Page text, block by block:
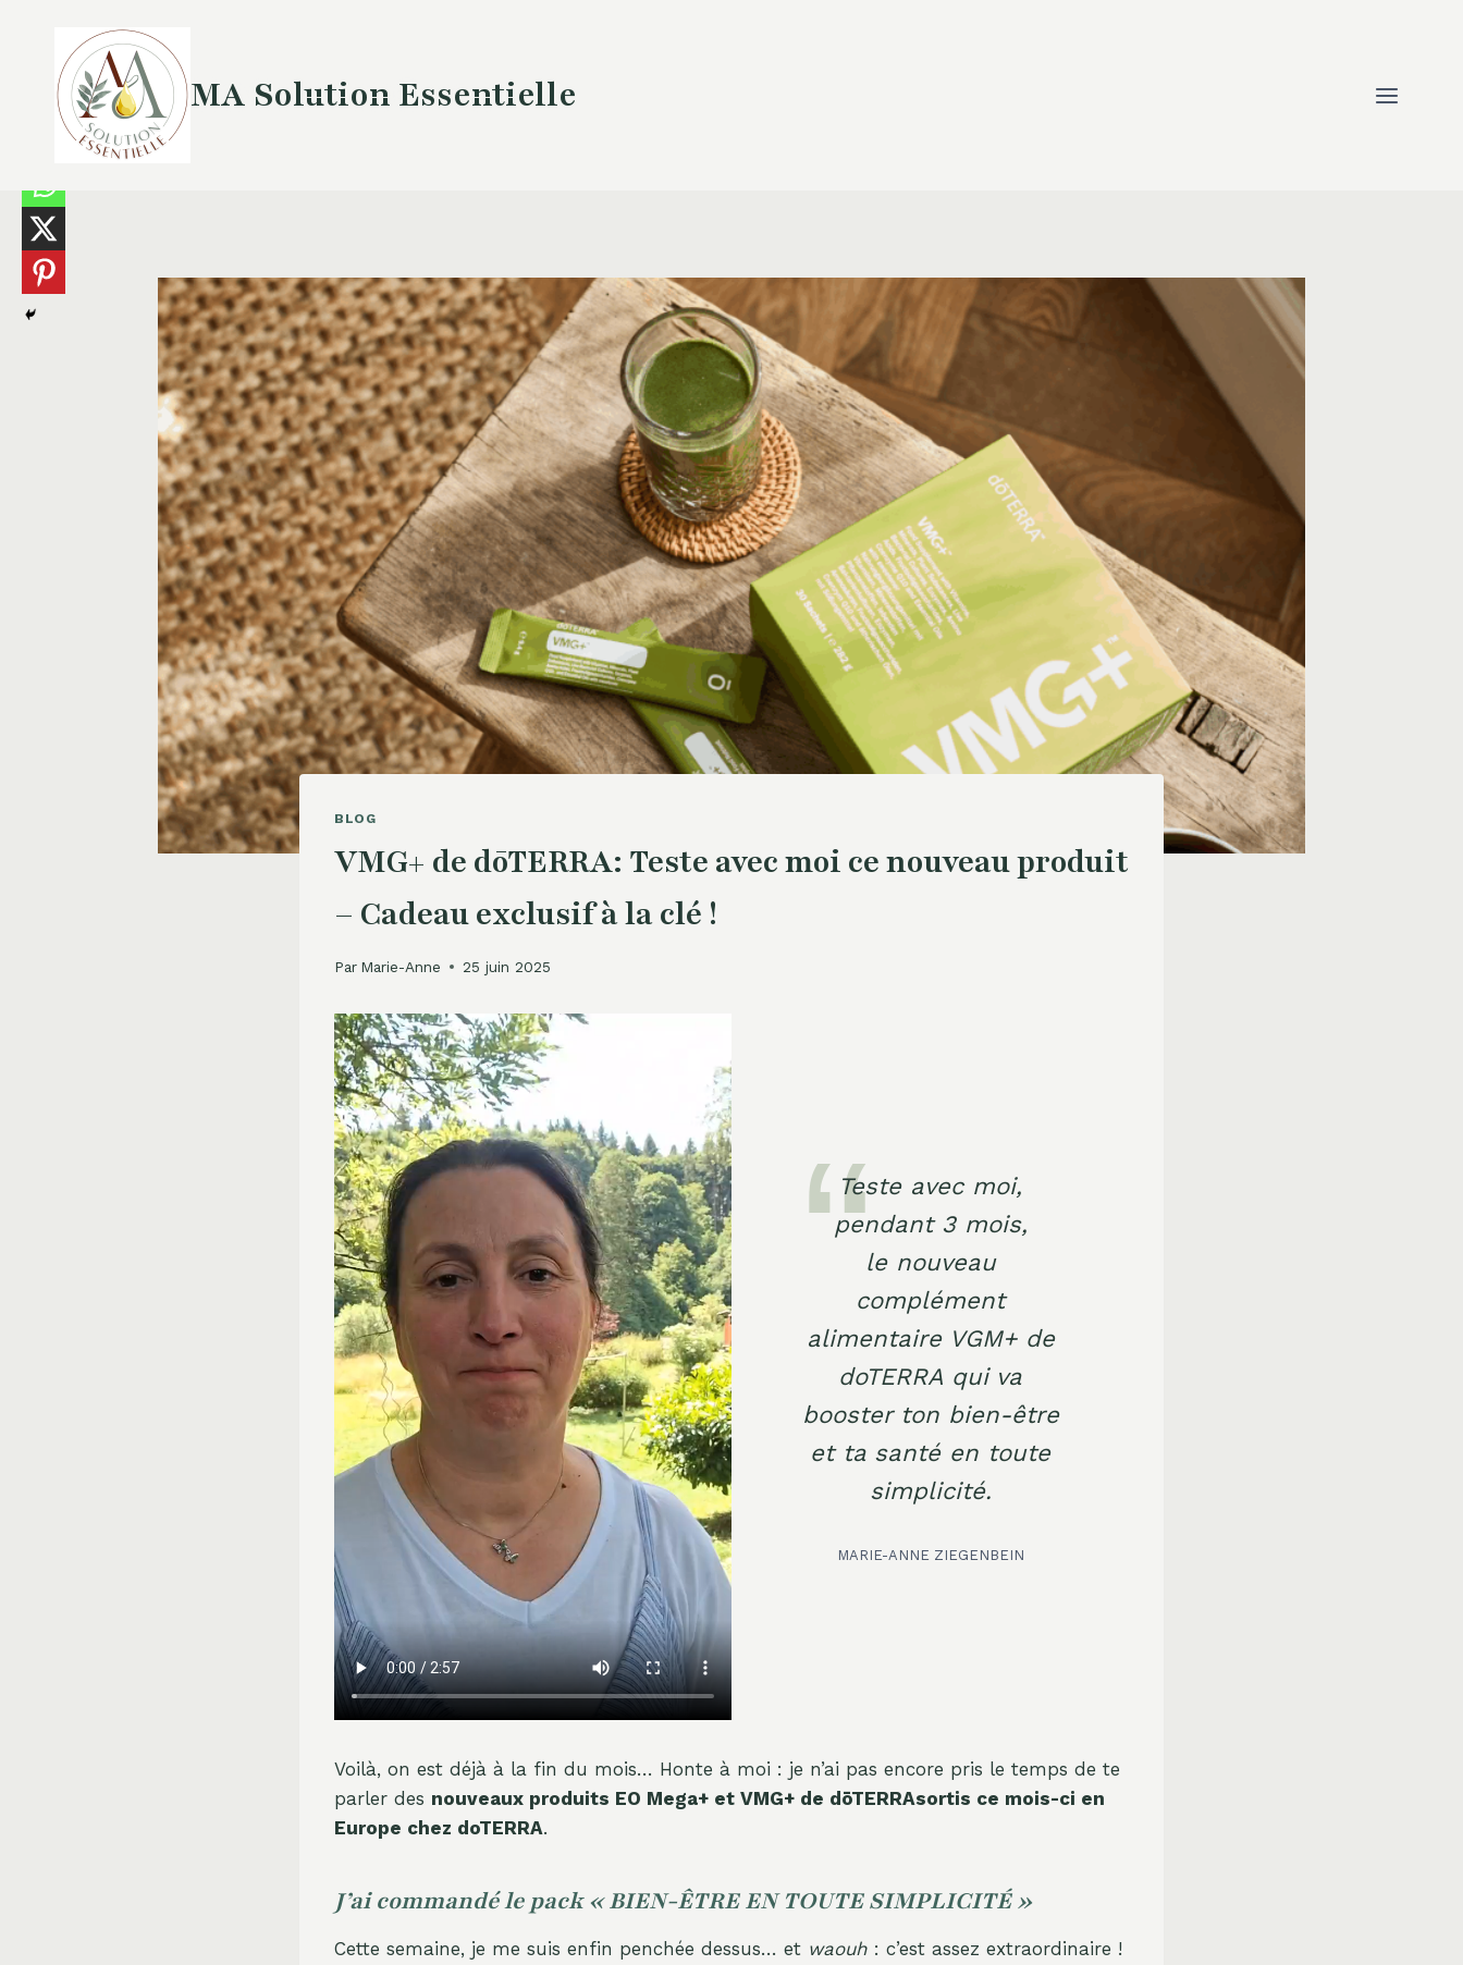
contenu
MA Solution Essentielle
BLOG
VMG+ de dōTERRA: Teste avec moi ce nouveau produit
– Cadeau exclusif à la clé !
Par Marie-Anne 25 juin 2025
Teste avec moi,
pendant 3 mois,
le nouveau
complément
alimentaire VGM+ de
doTERRA qui va
booster ton bien-être
et ta santé en toute
simplicité.
MARIE-ANNE ZIEGENBEIN
Voilà, on est déjà à la fin du mois… Honte à moi : je n’ai pas encore pris le temps de te
parler des nouveaux produits EO Mega+ et VMG+ de dōTERRAsortis ce mois-ci en
Europe chez doTERRA.
J’ai commandé le pack « BIEN-ÊTRE EN TOUTE SIMPLICITÉ »
Cette semaine, je me suis enfin penchée dessus… et waouh : c’est assez extraordinaire !